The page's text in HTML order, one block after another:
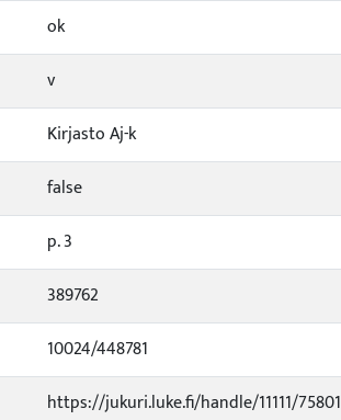
ok
v
Kirjasto Aj-k
false
p. 3
389762
10024/448781
https://jukuri.luke.fi/handle/11111/75801